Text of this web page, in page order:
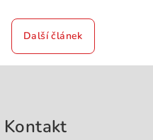
Další článek
Kontakt